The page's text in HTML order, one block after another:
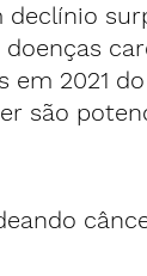
em 2021
são